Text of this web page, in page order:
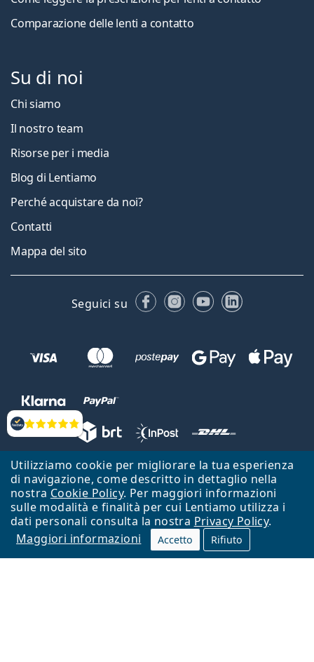
Utilizziamo cookie per migliorare la tua esperienza
di navigazione, come descritto in dettaglio nella
nostra Cookie Policy. Per maggiori informazioni
sulle modalità e finalità per cui Lentiamo utilizza i
dati personali consulta la nostra Privacy Policy.
Maggiori informazioni
Accetto Rifiuto
Valutazione
Comparazione delle lenti a contatto
Su di noi
Chi siamo
Il nostro team
Risorse per i media
Blog di Lentiamo
Perché acquistare da noi?
Contatti
Mappa del sito
Seguici su FacebookInstagram
YouTubeLinkedIn
Lentiamo s.r.o., Vídeňská 12, 37833 Nová Bystřice, Repubblica Ceca.
Partita IVA: CZ26104784
Torna alla Home Page
Vai all'inizio
Il sito Lentiamo.it è proprietà di Lentiamo s.r.o., che ne detiene la
Online - per te - da 18 anni!